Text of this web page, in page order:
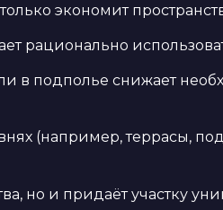
экономит
рационально
в подполье снижает
(например, террасы,
но и придаёт участку